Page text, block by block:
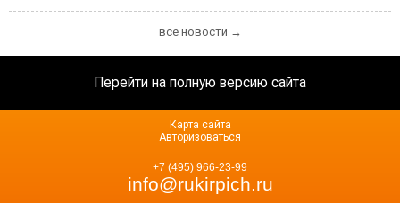
все новости →
Перейти на полную версию сайта
+7 (495) 966-23-99
info@rukirpich.ru
Карта сайта
Авторизоваться